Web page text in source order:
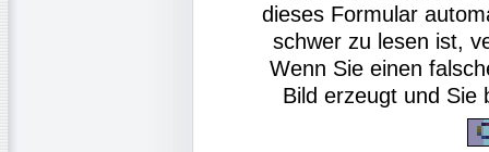
dieses Formular
schwer zu lesen ist,
Wenn Sie einen
Bild erzeugt und Sie